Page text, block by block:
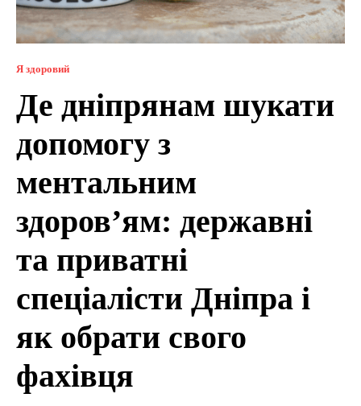
Я здоровий
Де дніпрянам шукати
допомогу з
ментальним
здоров’ям: державні
та приватні
спеціалісти Дніпра і
як обрати свого
фахівця